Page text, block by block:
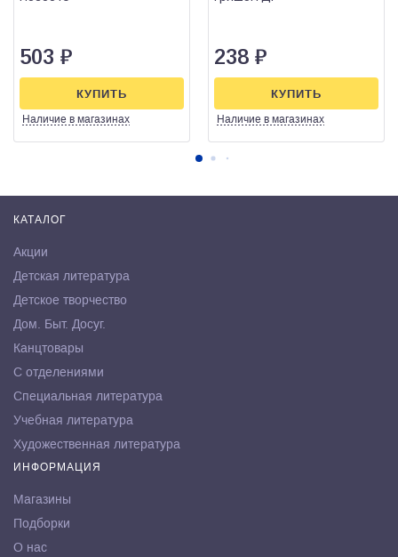
503 ₽
Наличие в магазинах
КУПИТЬ
238 ₽
Наличие в магазинах
КУПИТЬ
КАТАЛОГ
Акции
Детская литература
Детское творчество
Дом. Быт. Досуг.
Канцтовары
С отделениями
Специальная литература
Учебная литература
Художественная литература
ИНФОРМАЦИЯ
Магазины
Подборки
О нас